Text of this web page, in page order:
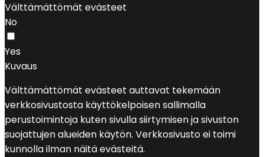
Välttämättömät evästeet
No
Yes
Kuvaus
Välttämättömät evästeet auttavat tekemään
verkkosivustosta käyttökelpoisen sallimalla
perustoimintoja kuten sivulla siirtymisen ja sivuston
suojattujen alueiden käytön. Verkkosivusto ei toimi
kunnolla ilman näitä evästeitä.